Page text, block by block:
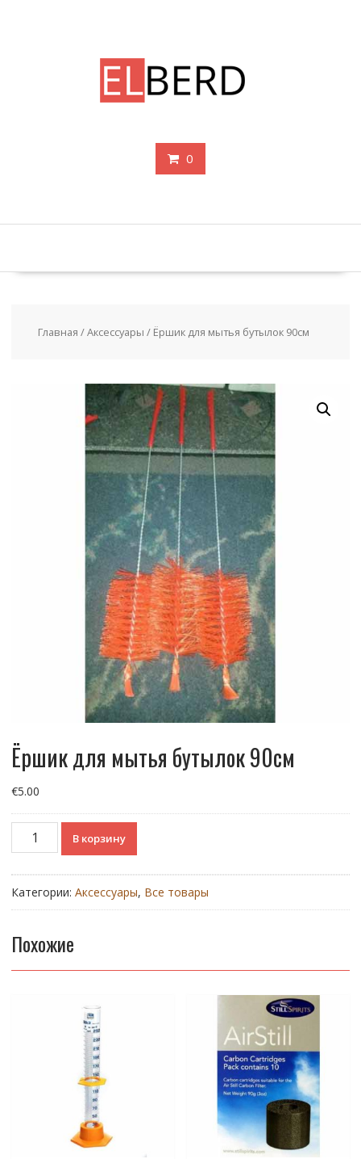
0
Главная /Аксессуары / Ёршик для мытья бутылок 90см
Ёршик для мытья бутылок 90см
€5.00
Количество
товара
мытья
90см
В корзину
Категории: Аксессуары, Все товары
Похожие